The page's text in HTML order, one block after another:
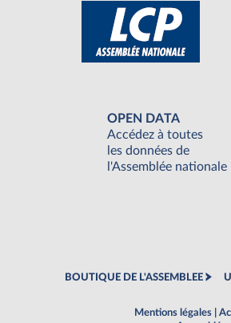
OPEN DATA
Accédez à toutes
les données de
l'Assemblée nationale
BOUTIQUE DE L'ASSEMBLEE
Mentions légales